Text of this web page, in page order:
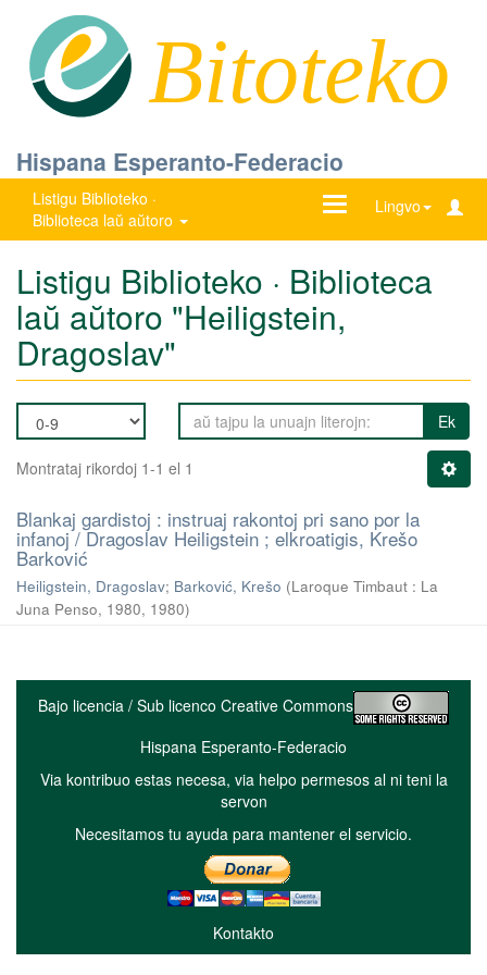
Bitoteko
Hispana Esperanto-Federacio
Listigu Biblioteko ·
Biblioteca laŭ aŭtoro
Lingvo
Ŝanĝu
Listigu Biblioteko · Biblioteca
laŭ aŭtoro "Heiligstein,
Dragoslav"
Ek
Montrataj rikordoj 1-1 el 1
Blankaj gardistoj : instruaj rakontoj pri sano por la
infanoj / Dragoslav Heiligstein ; elkroatigis, Krešo
Barković
Heiligstein, Dragoslav; Barković, Krešo (Laroque Timbaut : La
Juna Penso, 1980, 1980)
Bajo licencia / Sub licenco Creative Commons
Hispana Esperanto-Federacio
Via kontribuo estas necesa, via helpo permesos al ni teni la
servon
Necesitamos tu ayuda para mantener el servicio.
Kontakto